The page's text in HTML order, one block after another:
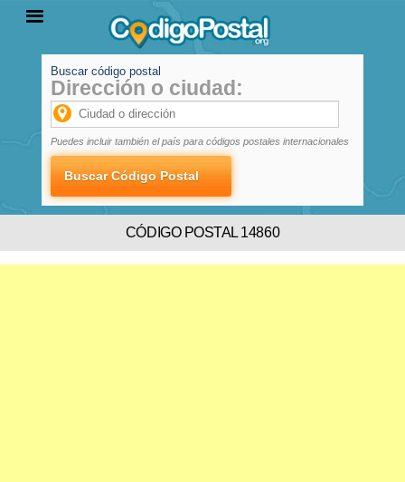
PROVINCIAS
LOCALIDADES
Buscar código postal
Dirección o ciudad:
Puedes incluir también el país para códigos postales internacionales
CÓDIGO POSTAL 14860